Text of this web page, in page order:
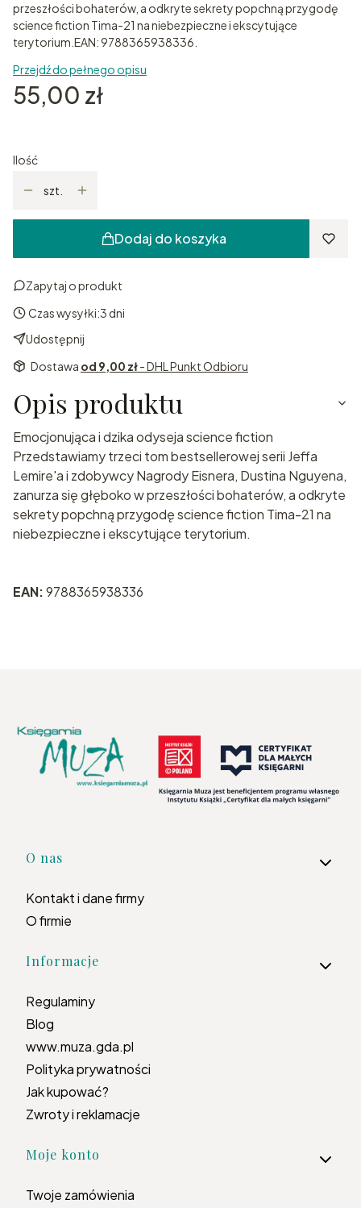
przeszłości bohaterów, a odkryte sekrety popchną przygodę
science fiction Tima-21 na niebezpieczne i ekscytujące
terytorium.EAN: 9788365938336.
Przejdź do pełnego opisu
Cena
55,00 zł
Ilość
szt.
Dodaj do koszyka
Zapytaj o produkt
Czas wysyłki:3 dni
Udostępnij
Dostawa od 9,00 zł- DHL Punkt Odbioru
Opis produktu
Emocjonująca i dzika odyseja science fiction
Przedstawiamy trzeci tom bestsellerowej serii Jeffa
Lemire'a i zdobywcy Nagrody Eisnera, Dustina Nguyena,
zanurza się głęboko w przeszłości bohaterów, a odkryte
sekrety popchną przygodę science fiction Tima-21 na
niebezpieczne i ekscytujące terytorium.
EAN:9788365938336
Linki w stopce
O nas
Kontakt i dane firmy
O firmie
Informacje
Regulaminy
Blog
www.muza.gda.pl
Polityka prywatności
Jak kupować?
Zwroty i reklamacje
Moje konto
Twoje zamówienia